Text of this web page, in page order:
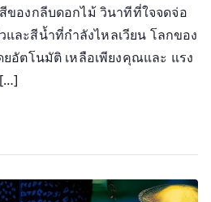
ของกลีบดอกไม้ วินาทีที่ใจจดจ่อ
ละสีน้ำที่กำลังไหลเวียน โลกของ
ยอัตโนมัติ เหลือเพียงคุณและ แรง